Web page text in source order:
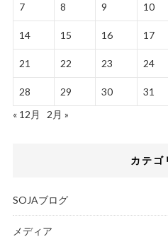
7 8 9 10
14 15 16 17
21 22 23 24
28 29 30
31
« 12月
2月 »
カテゴ
SOJAブログ
メディア